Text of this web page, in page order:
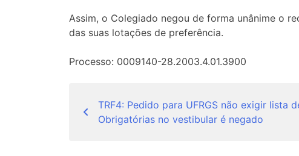
Assim, o Colegiado negou de forma unânime o
das suas lotações de preferência.
Processo: 0009140-28.2003.4.01.3900
Navegação
de
TRF4: Pedido para UFRGS não exigir lista
Obrigatórias no vestibular é negado